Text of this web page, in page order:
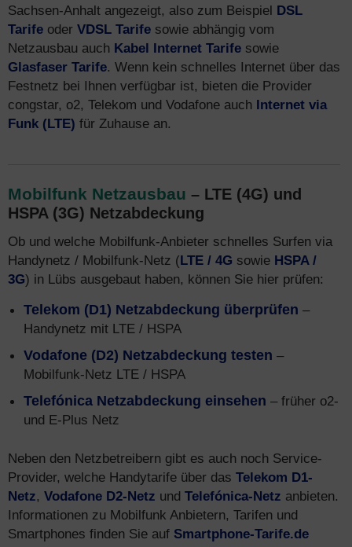
Sachsen-Anhalt angezeigt, also zum Beispiel DSL
Tarife oder VDSL Tarife sowie abhängig vom
Netzausbau auch Kabel Internet Tarife sowie
Glasfaser Tarife. Wenn kein schnelles Internet über das
Festnetz bei Ihnen verfügbar ist, bieten die Provider
congstar, o2, Telekom und Vodafone auch Internet via
Funk (LTE) für Zuhause an.
Mobilfunk Netzausbau – LTE (4G) und
HSPA (3G) Netzabdeckung
Ob und welche Mobilfunk-Anbieter schnelles Surfen via
Handynetz / Mobilfunk-Netz (LTE / 4G sowie HSPA /
3G) in Lübs ausgebaut haben, können Sie hier prüfen:
Telekom (D1) Netzabdeckung überprüfen –
Handynetz mit LTE / HSPA
Vodafone (D2) Netzabdeckung testen –
Mobilfunk-Netz LTE / HSPA
Telefónica Netzabdeckung einsehen – früher o2-
und E-Plus Netz
Neben den Netzbetreibern gibt es auch noch Service-
Provider, welche Handytarife über das Telekom D1-
Netz, Vodafone D2-Netz und Telefónica-Netz anbieten.
Informationen zu Mobilfunk Anbietern, Tarifen und
Smartphones finden Sie auf Smartphone-Tarife.de